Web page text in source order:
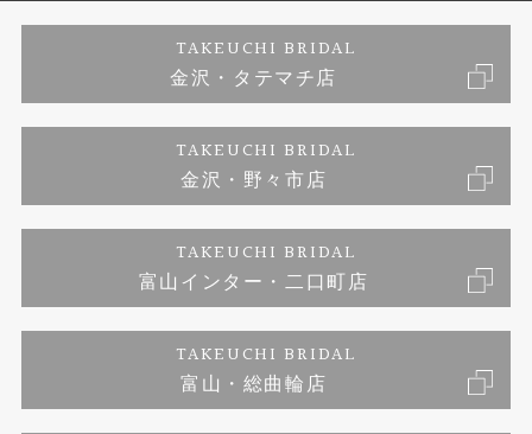
婚約ネックレス
ダイヤモンド
ジュエリーリフォーム
プロポーズサポート
ブランドリスト
福井指輪工房｜手作りペアリング
福井指輪工房｜手作り結婚指輪 and 婚約指輪
福井工房｜手作り婚約指輪プロポーズプラン
お客様の声
プライバシーポリシー
TAKEUCHI BRIDAL
金沢・タテマチ店
TAKEUCHI BRIDAL
金沢・野々市店
TAKEUCHI BRIDAL
富山インター・二口町店
TAKEUCHI BRIDAL
富山・総曲輪店